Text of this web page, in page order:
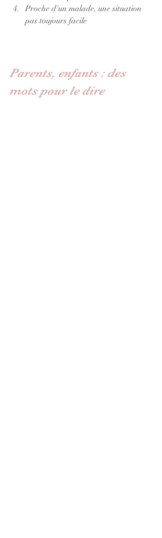
Proche d'un malade, une situation
pas toujours facile
Parents, enfants : des
mots pour le dire